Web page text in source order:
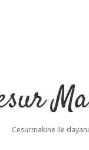
Cesurmakine ile